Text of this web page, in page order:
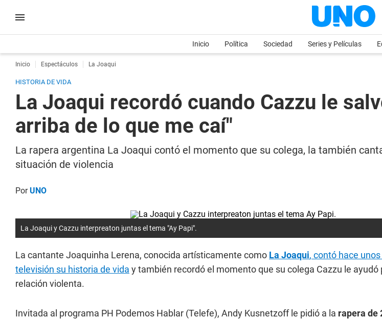
Inicio Política Sociedad Series y Películas
Inicio Espectáculos La Joaqui
HISTORIA DE VIDA
La Joaqui recordó cuando Cazzu le
arriba de lo que me caí"
La rapera argentina La Joaqui contó el momento que su colega, la también
situación de violencia
PorUNO
La Joaqui y Cazzu interpreaton juntas el tema "Ay Papi".
La cantante Joaquinha Lerena, conocida artísticamente como La Joaqui, contó hace
televisión su historia de vida y también recordó el momento que su colega Cazzu le ayudó
relación violenta.
Invitada al programa PH Podemos Hablar (Telefe), Andy Kusnetzoff le pidió a la rapera de